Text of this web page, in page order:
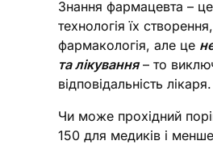
Знання фармацевта – це
технологія їх
фармакологія, але це
та лікування– то
відповідальність лікаря.
Чи може прохідний
150 для медиків і